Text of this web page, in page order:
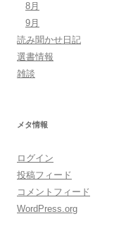
8月
9月
読み聞かせ日記
選書情報
雑談
メタ情報
ログイン
投稿フィード
コメントフィード
WordPress.org